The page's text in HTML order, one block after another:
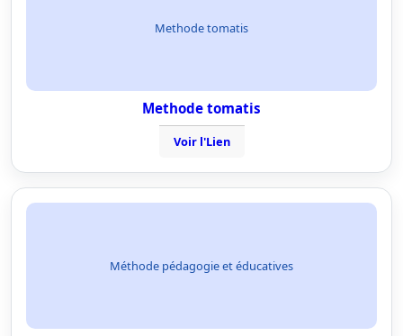
Methode tomatis
Methode tomatis
Voir l'Lien
Méthode pédagogie et éducatives